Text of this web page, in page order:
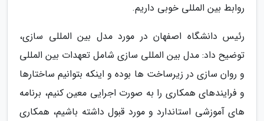
روابط بین المللی خوبی داریم.
رئیس دانشگاه اصفهان در مورد مدل بین المللی سازی،
توضیح داد: مدل بین المللی سازی شامل تعهدات بین المللی
و روان سازی در زیرساخت ها بوده و اینکه بتوانیم ساختارها
و فرایندهای همکاری را به صورت اجرایی معین کنیم، برنامه
های آموزشی استاندارد و مورد قبول داشته باشیم، همکاری